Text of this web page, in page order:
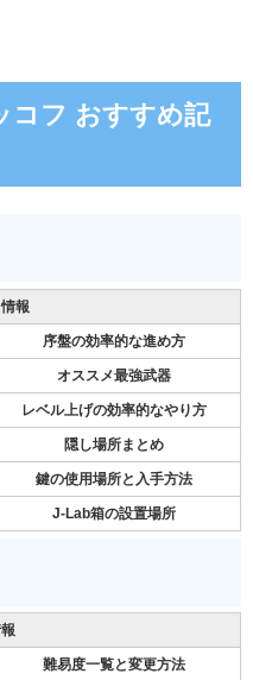
コフ おすすめ記
報
序盤の効率的な進め方
オススメ最強武器
レベル上げの効率的なやり方
隠し場所まとめ
鍵の使用場所と入手方法
J-Lab箱の設置場所
難易度一覧と変更方法